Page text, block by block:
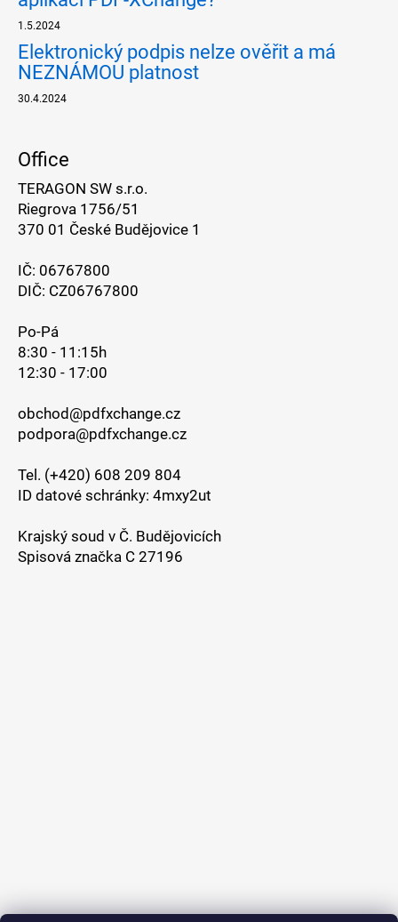
1.5.2024
Elektronický podpis nelze ověřit a má
NEZNÁMOU platnost
30.4.2024
Office
TERAGON SW s.r.o.
Riegrova 1756/51
370 01 České Budějovice 1
IČ: 06767800
DIČ: CZ06767800
Po-Pá
8:30 - 11:15h
12:30 - 17:00
obchod@pdfxchange.cz
podpora@pdfxchange.cz
Tel. (+420) 608 209 804
ID datové schránky: 4mxy2ut
Krajský soud v Č. Budějovicích
Spisová značka C 27196